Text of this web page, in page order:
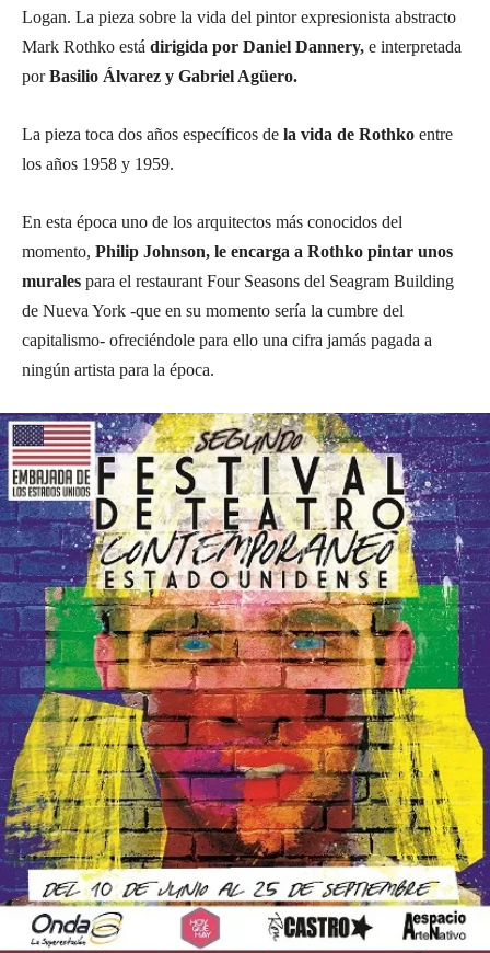
Logan. La pieza sobre la vida del pintor expresionista abstracto
Mark Rothko está dirigida por Daniel Dannery, e interpretada
porBasilio Álvarez y Gabriel Agüero.
La pieza toca dos años específicos de la vida de Rothko entre
los años 1958 y 1959.
En esta época uno de los arquitectos más conocidos del
momento, Philip Johnson, le encarga a Rothko pintar unos
murales para el restaurant Four Seasons del Seagram Building
de Nueva York -que en su momento sería la cumbre del
capitalismo- ofreciéndole para ello una cifra jamás pagada a
ningún artista para la época.